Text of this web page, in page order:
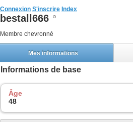
Connexion S'inscrire Index
bestall666
Membre chevronné
Mes informations
Informations de base
Âge
48